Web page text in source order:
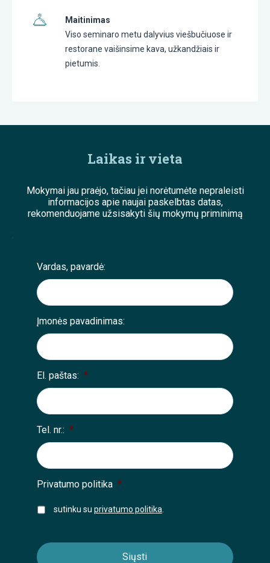
Maitinimas
Viso seminaro metu dalyvius viešbučiuose ir
restorane vaišinsime kava, užkandžiais ir
pietumis.
Laikas ir vieta
Mokymai jau praėjo, tačiau jei norėtumėte nepraleisti
informacijos apie naujai paskelbtas datas,
rekomenduojame užsisakyti šių mokymų priminimą
;
Vardas, pavardė:
Įmonės pavadinimas:
El. paštas: *
Tel. nr.: *
Privatumo politika *
sutinku su privatumo politika